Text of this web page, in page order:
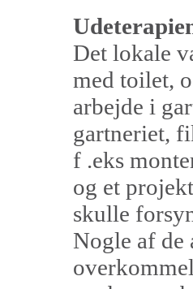
Det lokale
med toilet,
arbejde i
gartneriet,
f .eks
og et
skulle
Nogle af